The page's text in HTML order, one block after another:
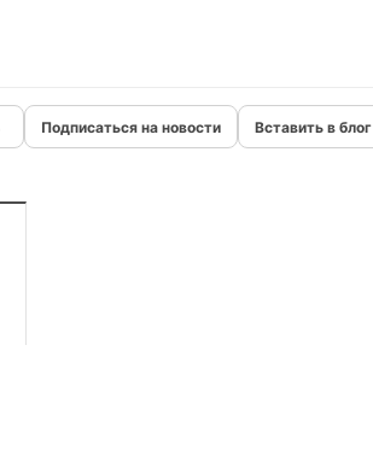
Подписаться на новости Вставить в блог